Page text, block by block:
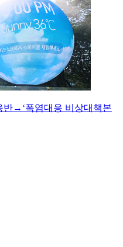
반→‘폭염대응 비상대책본